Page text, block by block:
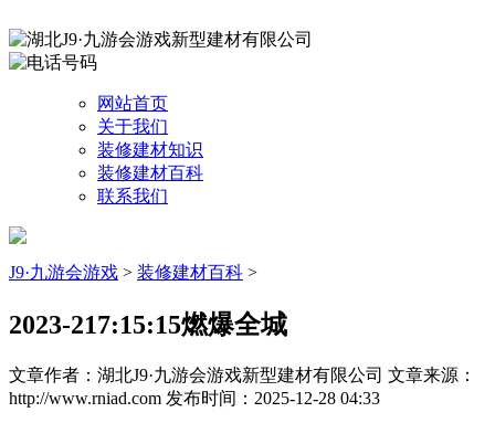
网站首页
关于我们
装修建材知识
装修建材百科
联系我们
J9·九游会游戏 > 装修建材百科 >
2023-217:15:15燃爆全城
文章作者：湖北J9·九游会游戏新型建材有限公司 文章来源：
http://www.rniad.com 发布时间：2025-12-28 04:33